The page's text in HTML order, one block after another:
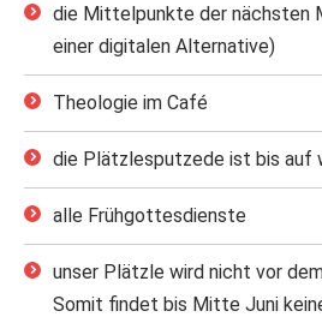
die Mittelpunkte der nächsten
einer digitalen Alternative)
Theologie im Café
die Plätzlesputzede ist bis auf
alle Frühgottesdienste
unser Plätzle wird nicht vor
Somit findet bis Mitte Juni